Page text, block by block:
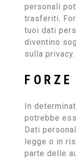
personali
trasferiti.
tuoi dati
diventino
sulla privacy.
In
potrebbe
Dati
legge o in
parte delle